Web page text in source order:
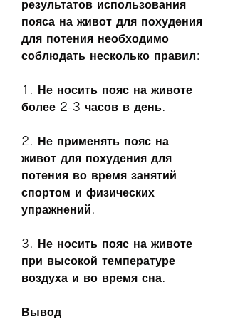
результатов использования
пояса на живот для похудения
для потения необходимо
соблюдать несколько правил:
1. Не носить пояс на животе
более 2-3 часов в день.
2. Не применять пояс на
живот для похудения для
потения во время занятий
спортом и физических
упражнений.
3. Не носить пояс на животе
при высокой температуре
воздуха и во время сна.
Вывод